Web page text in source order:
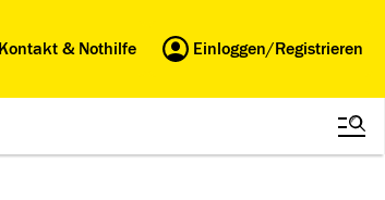
Kontakt & Nothilfe Einloggen/Registrieren